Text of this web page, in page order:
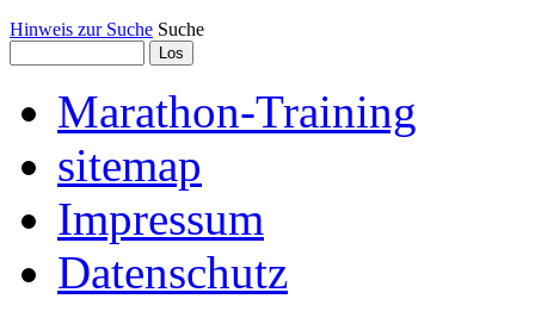
Hinweis zur Suche Suche
Marathon-Training
sitemap
Impressum
Datenschutz